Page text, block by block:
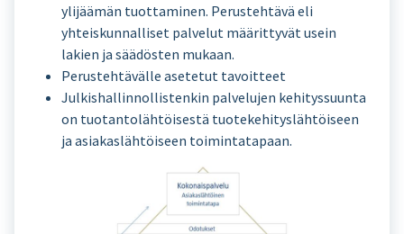
ylijäämän tuottaminen. Perustehtävä eli
yhteiskunnalliset palvelut määrittyvät usein
lakien ja säädösten mukaan.
Perustehtävälle asetetut tavoitteet
Julkishallinnollistenkin palvelujen kehityssuunta
on tuotantolähtöisestä tuotekehityslähtöiseen
ja asiakaslähtöiseen toimintatapaan.